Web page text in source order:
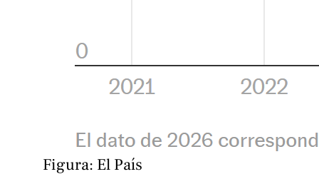
Figura: El País